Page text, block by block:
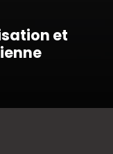
et